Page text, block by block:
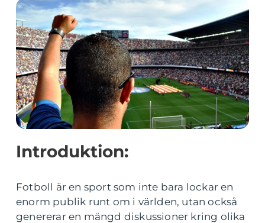
Introduktion:
Fotboll är en sport som inte bara lockar en
enorm publik runt om i världen, utan också
genererar en mängd diskussioner kring olika